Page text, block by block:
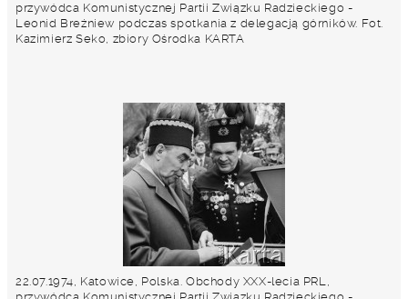
przywódca Komunistycznej Partii Związku Radzieckiego -
Leonid Breżniew podczas spotkania z delegacją górników. Fot.
Kazimierz Seko, zbiory Ośrodka KARTA
22.07.1974, Katowice, Polska. Obchody XXX-lecia PRL,